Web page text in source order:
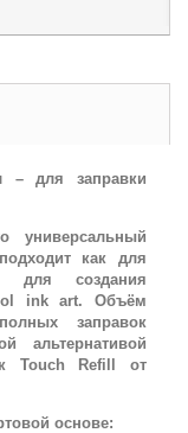
– для заправки
универсальный
как для
для создания
ink art. Объём
заправок
альтернативой
Touch Refill от
основе: